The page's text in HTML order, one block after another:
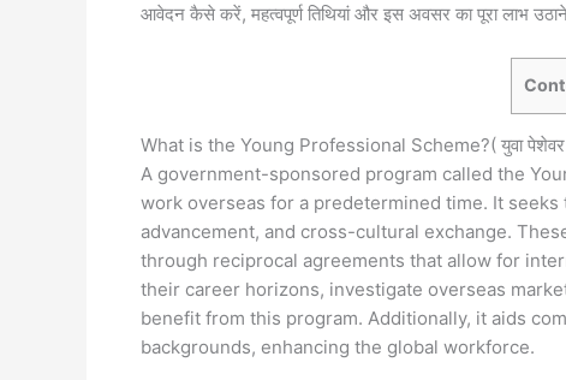
आवेदन कैसे करें, महत्वपूर्ण तिथियां और इस अवसर का पूरा लाभ
What is the Young Professional Scheme?( युवा पेशेवर
A government-sponsored program called the
work overseas for a predetermined time. It
advancement, and cross-cultural exchange.
through reciprocal agreements that allow for
their career horizons, investigate overseas
benefit from this program. Additionally, it aids
backgrounds, enhancing the global workforce.